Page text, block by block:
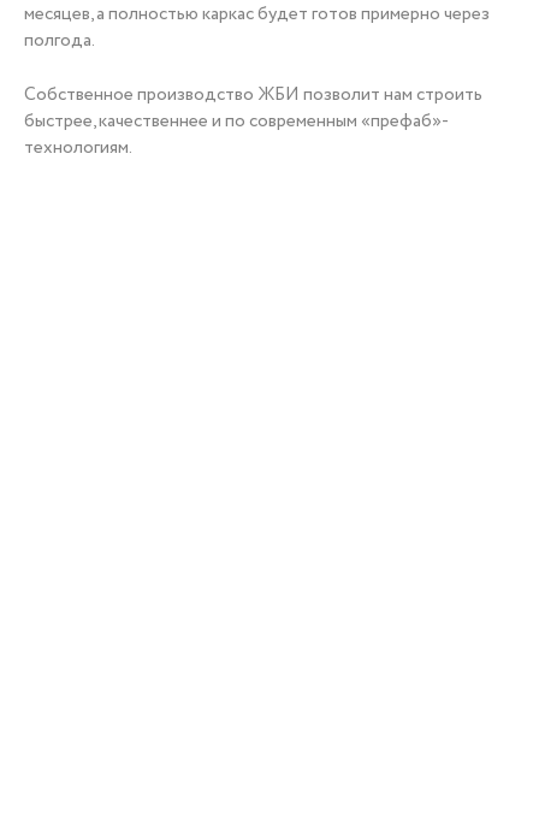
Заказать звонок
месяцев, а полностью каркас будет готов примерно через
полгода.
Собственное производство ЖБИ позволит нам строить
быстрее, качественнее и по современным «префаб»-
технологиям.